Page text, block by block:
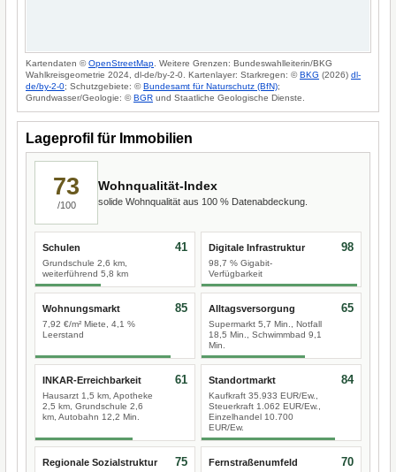
Kartendaten ©OpenStreetMap . Weitere Grenzen: Bundeswahlleiterin/BKG
Wahlkreisgeometrie 2024, dl-de/by-2-0. Kartenlayer: Starkregen: ©BKG (2026) dl-
de/by-2-0; Schutzgebiete: ©Bundesamt für Naturschutz (BfN);
Grundwasser/Geologie: ©BGR und Staatliche Geologische Dienste.
Lageprofil für Immobilien
73
/100
Wohnqualität-Index
solide Wohnqualität aus 100 % Datenabdeckung.
Schulen
Grundschule 2,6 km,
weiterführend 5,8 km
41 Digitale Infrastruktur
98,7 % Gigabit-
Verfügbarkeit
98
Wohnungsmarkt
7,92 €/m² Miete, 4,1 %
Leerstand
85 Alltagsversorgung
Supermarkt 5,7 Min., Notfall
18,5 Min., Schwimmbad 9,1
Min.
65
INKAR-Erreichbarkeit
Hausarzt 1,5 km, Apotheke
2,5 km, Grundschule 2,6
km, Autobahn 12,2 Min.
61 Standortmarkt
Kaufkraft 35.933 EUR/Ew.,
Steuerkraft 1.062 EUR/Ew.,
Einzelhandel 10.700
EUR/Ew.
84
Regionale Sozialstruktur 75 Fernstraßenumfeld 70